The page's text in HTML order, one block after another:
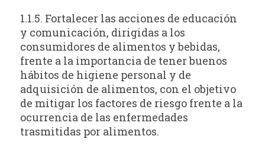
1.1.5. Fortalecer las acciones de educación
y comunicación, dirigidas a los
consumidores de alimentos y bebidas,
frente a la importancia de tener buenos
hábitos de higiene personal y de
adquisición de alimentos, con el objetivo
de mitigar los factores de riesgo frente a la
ocurrencia de las enfermedades
trasmitidas por alimentos.